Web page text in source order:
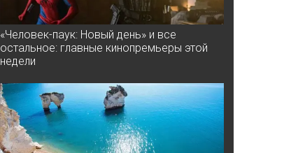
«Человек-паук: Новый день» и все
остальное: главные кинопремьеры этой
недели